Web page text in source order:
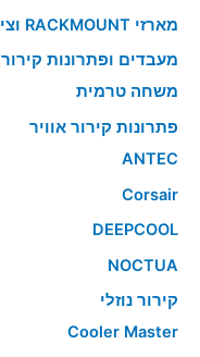
מארזי RACKMOUNT וציוד נלווה
מעבדים ופתרונות קירור
משחה טרמית
פתרונות קירור אוויר
ANTEC
Corsair
DEEPCOOL
NOCTUA
קירור נוזלי
Cooler Master